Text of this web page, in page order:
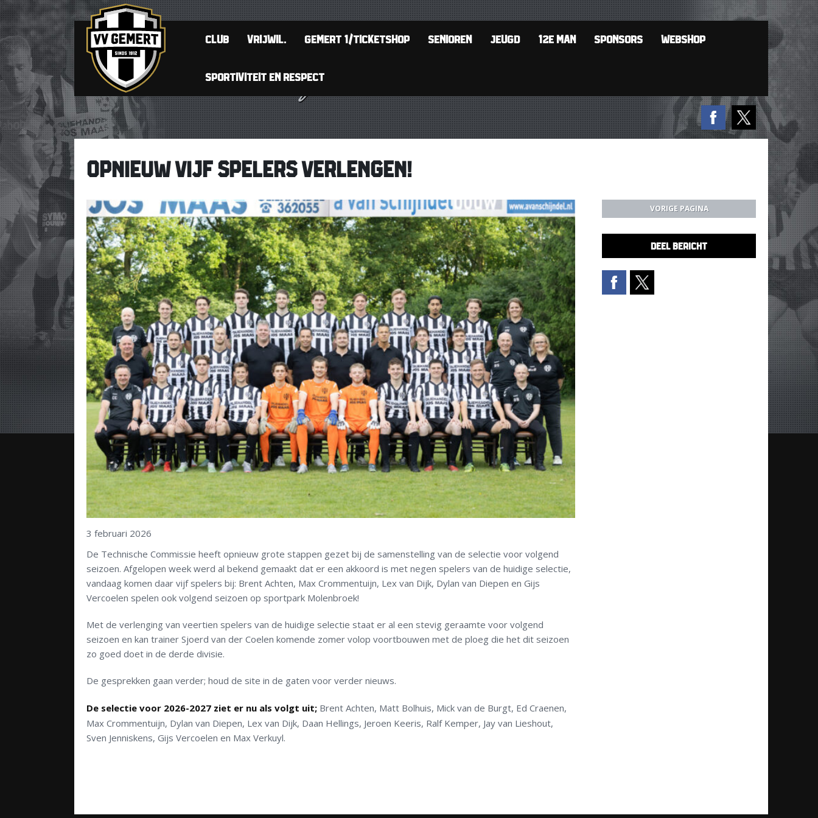
CLUB VRIJWIL. GEMERT 1/TICKETSHOP SENIOREN JEUGD 12E MAN SPONSORS WEBSHOP
SPORTIVITEIT EN RESPECT
OPNIEUW VIJF SPELERS VERLENGEN!
3 februari 2026
De Technische Commissie heeft opnieuw grote stappen gezet bij de samenstelling van de selectie voor volgend
seizoen. Afgelopen week werd al bekend gemaakt dat er een akkoord is met negen spelers van de huidige selectie,
vandaag komen daar vijf spelers bij: Brent Achten, Max Crommentuijn, Lex van Dijk, Dylan van Diepen en Gijs
Vercoelen spelen ook volgend seizoen op sportpark Molenbroek!
Met de verlenging van veertien spelers van de huidige selectie staat er al een stevig geraamte voor volgend
seizoen en kan trainer Sjoerd van der Coelen komende zomer volop voortbouwen met de ploeg die het dit seizoen
zo goed doet in de derde divisie.
De gesprekken gaan verder; houd de site in de gaten voor verder nieuws.
De selectie voor 2026-2027 ziet er nu als volgt uit; Brent Achten, Matt Bolhuis, Mick van de Burgt, Ed Craenen,
Max Crommentuijn, Dylan van Diepen, Lex van Dijk, Daan Hellings, Jeroen Keeris, Ralf Kemper, Jay van Lieshout,
Sven Jenniskens, Gijs Vercoelen en Max Verkuyl.
VORIGE PAGINA
DEEL BERICHT